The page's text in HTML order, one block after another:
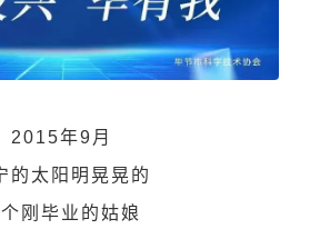
2015年9月
的太阳明晃晃的
刚毕业的姑娘